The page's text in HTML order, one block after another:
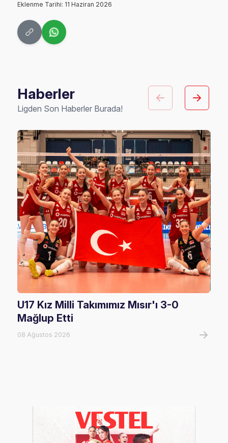
Eklenme Tarihi: 11 Haziran 2026
Haberler
Ligden Son Haberler Burada!
U17 Kız Milli Takımımız Mısır'ı 3-0
Mağlup Etti
08 Ağustos 2026